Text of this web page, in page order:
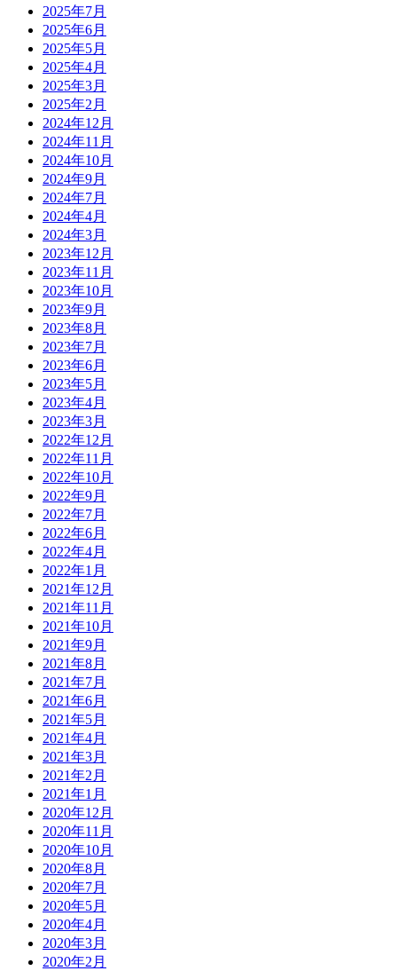
2025年7月
2025年6月
2025年5月
2025年4月
2025年3月
2025年2月
2024年12月
2024年11月
2024年10月
2024年9月
2024年7月
2024年4月
2024年3月
2023年12月
2023年11月
2023年10月
2023年9月
2023年8月
2023年7月
2023年6月
2023年5月
2023年4月
2023年3月
2022年12月
2022年11月
2022年10月
2022年9月
2022年7月
2022年6月
2022年4月
2022年1月
2021年12月
2021年11月
2021年10月
2021年9月
2021年8月
2021年7月
2021年6月
2021年5月
2021年4月
2021年3月
2021年2月
2021年1月
2020年12月
2020年11月
2020年10月
2020年8月
2020年7月
2020年5月
2020年4月
2020年3月
2020年2月